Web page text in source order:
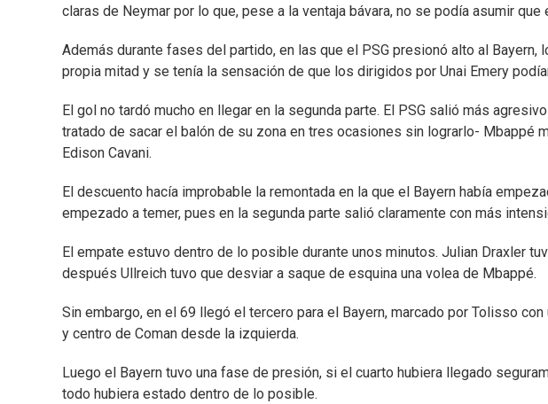
claras de Neymar por lo que, pese a la ventaja bávara, no se podía asumir
Además durante fases del partido, en las que el PSG presionó alto al
propia mitad y se tenía la sensación de que los dirigidos por Unai Emery
El gol no tardó mucho en llegar en la segunda parte. El PSG salió más
tratado de sacar el balón de su zona en tres ocasiones sin lograrlo- Mbappé
Edison Cavani.
El descuento hacía improbable la remontada en la que el Bayern había
empezado a temer, pues en la segunda parte salió claramente con más
El empate estuvo dentro de lo posible durante unos minutos. Julian Draxler
después Ullreich tuvo que desviar a saque de esquina una volea de Mbappé.
Sin embargo, en el 69 llegó el tercero para el Bayern, marcado por Tolisso
y centro de Coman desde la izquierda.
Luego el Bayern tuvo una fase de presión, si el cuarto hubiera llegado
todo hubiera estado dentro de lo posible.